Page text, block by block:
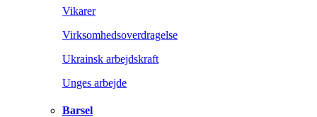
Vikarer
Virksomhedsoverdragelse
Ukrainsk arbejdskraft
Unges arbejde
Barsel